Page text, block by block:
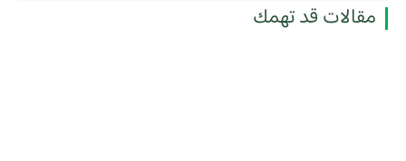
مقالات قد تهمك